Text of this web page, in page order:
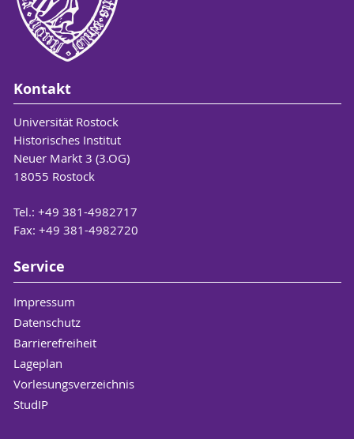
Kontakt
Universität Rostock
Historisches Institut
Neuer Markt 3 (3.OG)
18055 Rostock
Tel.: +49 381-4982717
Fax: +49 381-4982720
Service
Impressum
Datenschutz
Barrierefreiheit
Lageplan
Vorlesungsverzeichnis
StudIP